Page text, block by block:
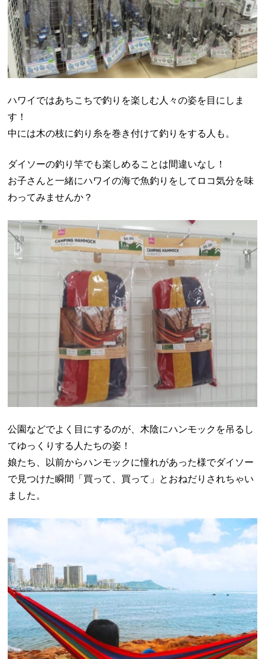
ハワイではあちこちで釣りを楽しむ人々の姿を目にしま
す！
中には木の枝に釣り糸を巻き付けて釣りをする人も。
ダイソーの釣り竿でも楽しめることは間違いなし！
お子さんと一緒にハワイの海で魚釣りをしてロコ気分を味
わってみませんか？
公園などでよく目にするのが、木陰にハンモックを吊るし
てゆっくりする人たちの姿！
娘たち、以前からハンモックに憧れがあった様でダイソー
で見つけた瞬間「買って、買って」とおねだりされちゃい
ました。